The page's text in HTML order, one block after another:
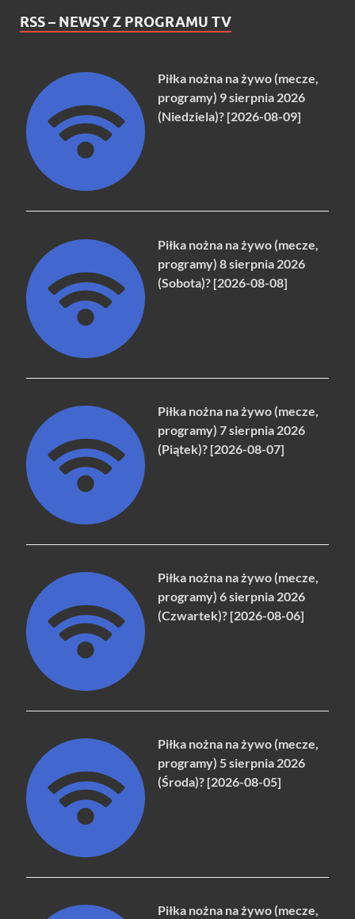
RSS – NEWSY Z PROGRAMU TV
Piłka nożna na żywo (mecze,
programy) 9 sierpnia 2026
(Niedziela)? [2026-08-09]
Piłka nożna na żywo (mecze,
programy) 8 sierpnia 2026
(Sobota)? [2026-08-08]
Piłka nożna na żywo (mecze,
programy) 7 sierpnia 2026
(Piątek)? [2026-08-07]
Piłka nożna na żywo (mecze,
programy) 6 sierpnia 2026
(Czwartek)? [2026-08-06]
Piłka nożna na żywo (mecze,
programy) 5 sierpnia 2026
(Środa)? [2026-08-05]
Piłka nożna na żywo (mecze,